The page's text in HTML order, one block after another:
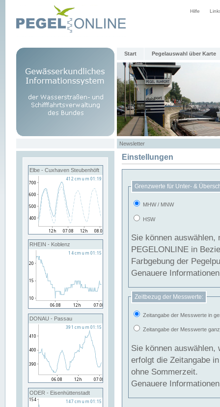
Hilfe
Start Pegelauswahl über Karte
Newsletter
Elbe - Cuxhaven Steubenhöft
RHEIN - Koblenz
DONAU - Passau
ODER - Eisenhüttenstadt
Einstellungen
Grenzwerte für Unter- &
MHW / MNW
HSW
Sie können
PEGELONLINE in Beziehung
Farbgebung der
Genauere
Zeitbezug der Messwerte:
Zeitangabe der Messwerte in
Zeitangabe der Messwerte
Sie können auswählen,
erfolgt die Zeitangabe
ohne Sommerzeit.
Genauere